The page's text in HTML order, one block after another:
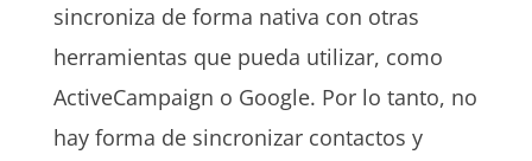
sincroniza de forma nativa con otras
herramientas que pueda utilizar, como
ActiveCampaign o Google. Por lo tanto, no
hay forma de sincronizar contactos y